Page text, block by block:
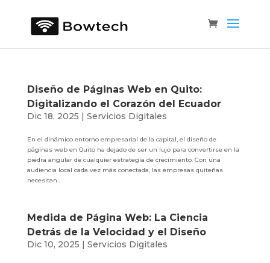
Diseño de Páginas Web en Quito:
Digitalizando el Corazón del Ecuador
Dic 18, 2025 | Servicios Digitales
En el dinámico entorno empresarial de la capital, el diseño de
páginas web en Quito ha dejado de ser un lujo para convertirse en la
piedra angular de cualquier estrategia de crecimiento. Con una
audiencia local cada vez más conectada, las empresas quiteñas
necesitan...
Medida de Página Web: La Ciencia
Detrás de la Velocidad y el Diseño
Dic 10, 2025 | Servicios Digitales